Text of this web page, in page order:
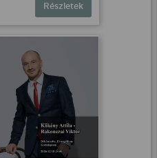
Részletek